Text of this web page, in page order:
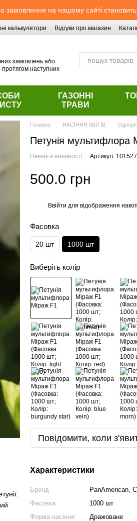
замовлення на нашому сайті
калькулятори Відгуки про магазин
замовлень або
протягом наступних
ГАЗОННІ
ТРАВИ
Головна НАСІННЯ КВІТІВ
Петунія мультифлора
Немає в наявності Артикул: 101527
500.0 грн
Ввійти для відображення
Фасовка
20 шт 1000 шт
Виберіть колір
Повідомити, коли
Характеристики
Бренд
PanAmerican,
Фасовка
1000 шт
Форма насіння
Дражоване